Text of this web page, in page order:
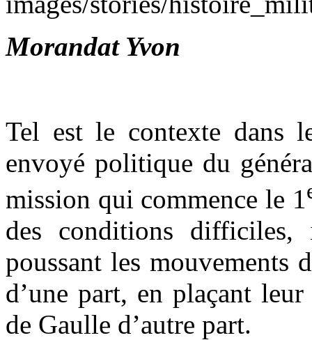
Morandat Yvon
Tel est le contexte dans
envoyé politique du
mission qui commence le 1
des conditions
poussant les mouvements
d’une part, en plaçant
de Gaulle d’autre part.